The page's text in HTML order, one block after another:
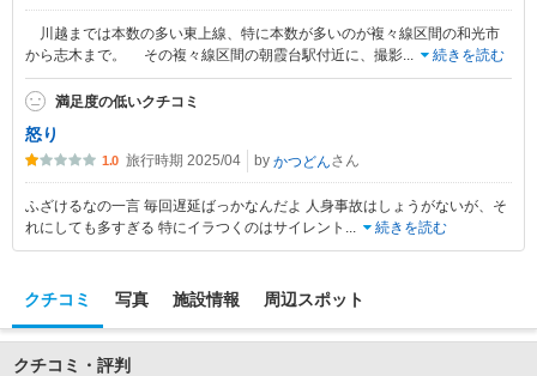
川越までは本数の多い東上線、特に本数が多いのが複々線区間の和光市
から志木まで。 その複々線区間の朝霞台駅付近に、撮影... 続きを読む
満足度の低いクチコミ
怒り
1.0 旅行時期 2025/04 by かつどんさん
ふざけるなの一言 毎回遅延ばっかなんだよ 人身事故はしょうがないが、そ
れにしても多すぎる 特にイラつくのはサイレント ... 続きを読む
クチコミ 写真 施設情報 周辺スポット
クチコミ・評判